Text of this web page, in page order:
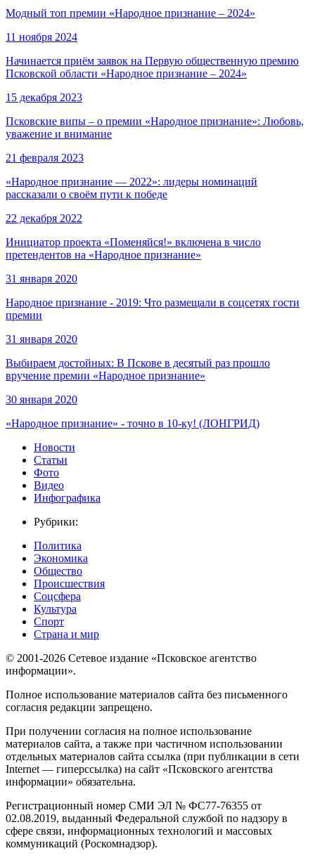
Модный топ премии «Народное признание – 2024»
11 ноября 2024
Начинается приём заявок на Первую общественную премию
Псковской области «Народное признание – 2024»
15 декабря 2023
Псковские випы – о премии «Народное признание»: Любовь,
уважение и внимание
21 февраля 2023
«Народное признание — 2022»: лидеры номинаций
рассказали о своём пути к победе
22 декабря 2022
Инициатор проекта «Поменяйся!» включена в число
претендентов на «Народное признание»
31 января 2020
Народное признание - 2019: Что размещали в соцсетях гости
премии
31 января 2020
Выбираем достойных: В Пскове в десятый раз прошло
вручение премии «Народное признание»
30 января 2020
«Народное признание» - точно в 10-ку! (ЛОНГРИД)
Новости
Статьи
Фото
Видео
Инфографика
Рубрики:
Политика
Экономика
Общество
Происшествия
Соцсфера
Культура
Спорт
Страна и мир
© 2001-2026 Сетевое издание «Псковское агентство
информации».
Полное использование материалов сайта без письменного
согласия редакции запрещено.
При получении согласия на полное использование
материалов сайта, а также при частичном использовании
отдельных материалов сайта ссылка (при публикации в сети
Internet — гиперссылка) на сайт «Псковского агентства
информации» обязательна.
Регистрационный номер СМИ ЭЛ № ФС77-76355 от
02.08.2019, выданный Федеральной службой по надзору в
сфере связи, информационных технологий и массовых
коммуникаций (Роскомнадзор).